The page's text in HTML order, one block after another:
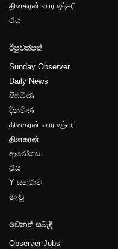
தினகரன் வாரமஞ்சரி
රැස
ඊපුවත්පත්
Sunday Observer
Daily News
සිළුමිණ
දිනමිණ
தினகரன் வாரமஞ்சரி
தினகரன்
ආරෝග්‍යා
රැස
Y සඟරාව
මාංචු
වෙනත් සබැඳි
Observer Jobs